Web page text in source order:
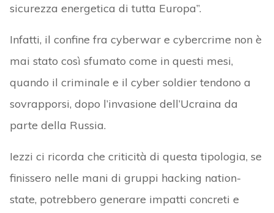
sicurezza energetica di tutta Europa”.
Infatti, il confine fra cyberwar e cybercrime non è
mai stato così sfumato come in questi mesi,
quando il criminale e il cyber soldier tendono a
sovrapporsi, dopo l’invasione dell’Ucraina da
parte della Russia.
Iezzi ci ricorda che criticità di questa tipologia, se
finissero nelle mani di gruppi hacking nation-
state, potrebbero generare impatti concreti e